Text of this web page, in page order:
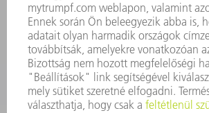
08.00 - 16.30
szerszam@hu.trumpf.com
KAPCSOLAT
Alkatrész
3628576035
08.00 - 16.30
alkatresz@hu.trumpf.com